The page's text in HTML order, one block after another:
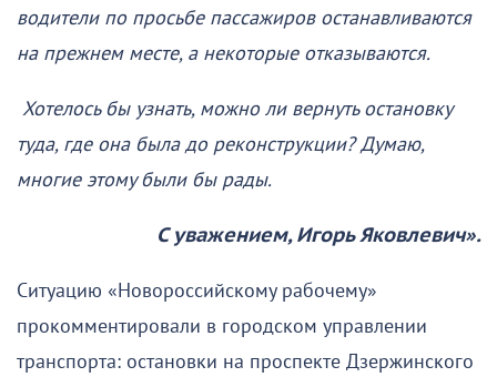
водители по просьбе пассажиров останавливаются
на прежнем месте, а некоторые отказываются.
Хотелось бы узнать, можно ли вернуть остановку
туда, где она была до реконструкции? Думаю,
многие этому были бы рады.
С уважением, Игорь Яковлевич».
Ситуацию «Новороссийскому рабочему»
прокомментировали в городском управлении
транспорта: остановки на проспекте Дзержинского